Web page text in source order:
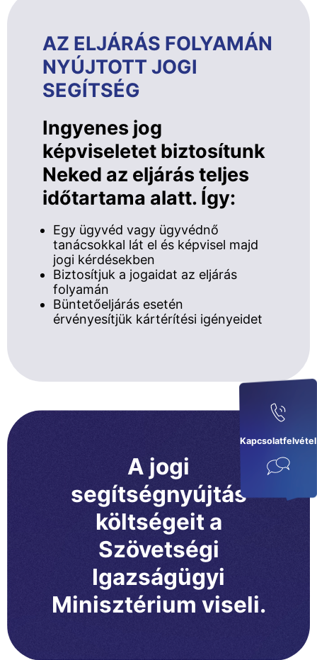
Kapcsolatfelvétel
AZ ELJÁRÁS FOLYAMÁN
NYÚJTOTT JOGI
SEGÍTSÉG
Ingyenes jog
képviseletet biztosítunk
Neked az eljárás teljes
időtartama alatt. Így:
Egy ügyvéd vagy ügyvédnő
tanácsokkal lát el és képvisel majd
jogi kérdésekben
Biztosítjuk a jogaidat az eljárás
folyamán
Büntetőeljárás esetén
érvényesítjük kártérítési igényeidet
A jogi
segítségnyújtás
költségeit a
Szövetségi
Igazságügyi
Minisztérium viseli.